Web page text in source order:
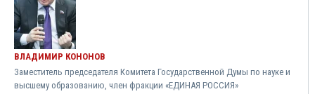
ВЛАДИМИР КОНОНОВ
Заместитель председателя Комитета Государственной Думы по науке и
высшему образованию, член фракции «ЕДИНАЯ РОССИЯ»